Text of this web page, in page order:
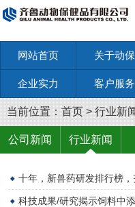
网站首页 关于动保
企业实力 客户服务
当前位置： 首页 > 行业新
公司新闻 行业新闻
十年，新兽药研发排行榜
科技成果/研究揭示饲料中